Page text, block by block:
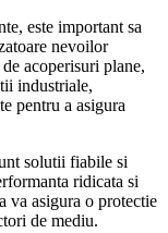
este important sa
nevoilor
acoperisuri plane,
industriale,
pentru a asigura
solutii fiabile si
ridicata si
va asigura o protectie
de mediu.